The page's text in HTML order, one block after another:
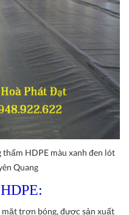
thấm HDPE màu xanh đen lót
Quang
mặt trơn bóng, được sản xuất